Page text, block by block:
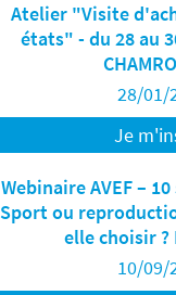
Atelier "Visite
états" - du 28 au
28/01/
Je
Webinaire AVEF –
Sport ou
elle choisir ?
10/09/